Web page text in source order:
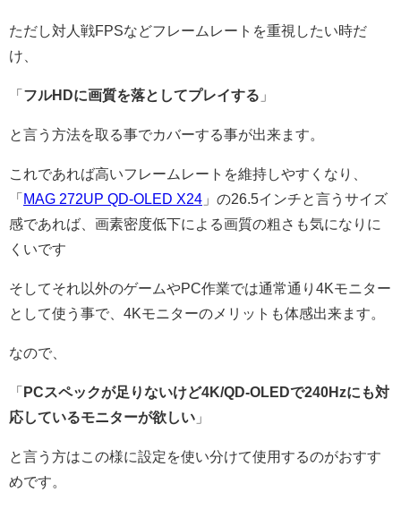
ただし対人戦FPSなどフレームレートを重視したい時だ
け、
「 フルHDに画質を落としてプレイする 」
と言う方法を取る事でカバーする事が出来ます。
これであれば高いフレームレートを維持しやすくなり、
「 MAG 272UP QD-OLED X24 」の26.5インチと言うサイズ
感であれば、画素密度低下による画質の粗さも気になりに
くいです
そしてそれ以外のゲームやPC作業では通常通り4Kモニター
として使う事で、4Kモニターのメリットも体感出来ます。
なので、
「 PCスペックが足りないけど4K/QD-OLEDで240Hzにも対
応しているモニターが欲しい 」
と言う方はこの様に設定を使い分けて使用するのがおすす
めです。